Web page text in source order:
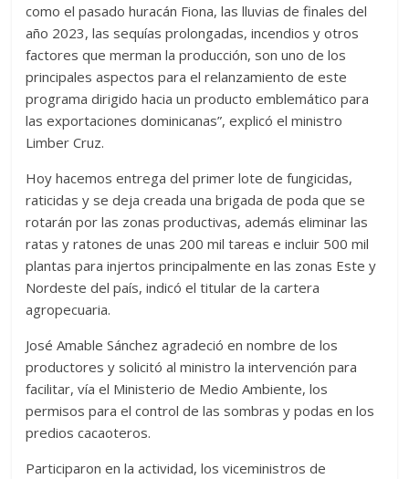
como el pasado huracán Fiona, las lluvias de finales del
año 2023, las sequías prolongadas, incendios y otros
factores que merman la producción, son uno de los
principales aspectos para el relanzamiento de este
programa dirigido hacia un producto emblemático para
las exportaciones dominicanas”, explicó el ministro
Limber Cruz.
Hoy hacemos entrega del primer lote de fungicidas,
raticidas y se deja creada una brigada de poda que se
rotarán por las zonas productivas, además eliminar las
ratas y ratones de unas 200 mil tareas e incluir 500 mil
plantas para injertos principalmente en las zonas Este y
Nordeste del país, indicó el titular de la cartera
agropecuaria.
José Amable Sánchez agradeció en nombre de los
productores y solicitó al ministro la intervención para
facilitar, vía el Ministerio de Medio Ambiente, los
permisos para el control de las sombras y podas en los
predios cacaoteros.
Participaron en la actividad, los viceministros de